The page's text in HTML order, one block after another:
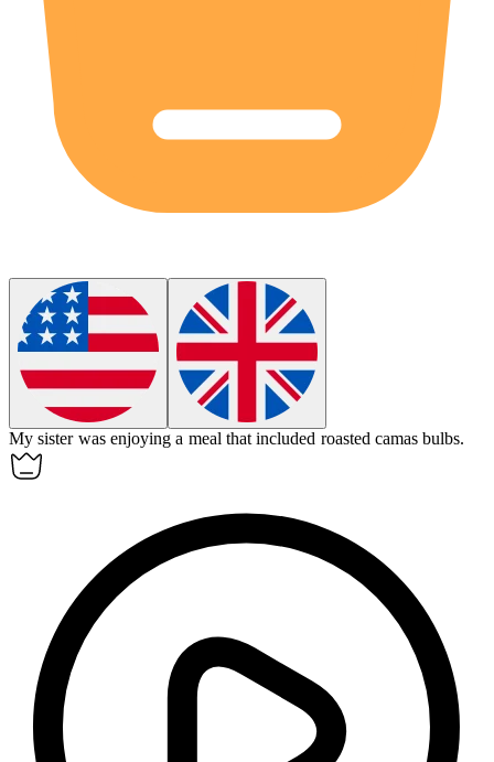
My sister was enjoying a meal that included roasted camas bulbs.